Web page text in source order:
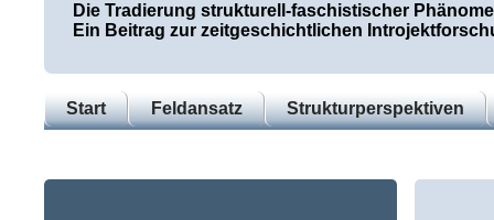
Die Tradierung strukturell-faschistischer
Ein Beitrag zur zeitgeschichtlichen
Start Feldansatz Strukturperspektiven